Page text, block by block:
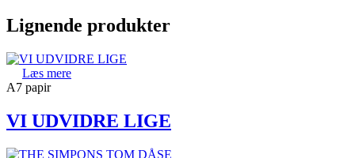
Lignende produkter
Læs mere
A7 papir
VI UDVIDRE LIGE